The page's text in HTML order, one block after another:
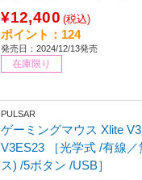
¥12,400 (税込)
ポイント：124
発売日：2024/12/13発売
在庫限り
PULSAR
ゲーミングマウス Xlite
V3ES23 ［光学式 /有線
ス) /5ボタン /USB］